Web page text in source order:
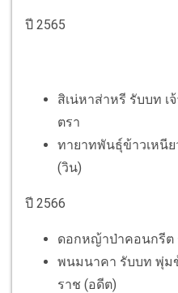
ปี 2565
สิเน่หาส่าหรี รับบท เ
ตรา
ทายาทพันธุ์ข้าวเหนี
(วิน)
ปี 2566
ดอกหญ้าป่าคอนกรีต
พนมนาคา รับบท พุ่
ราช (อดีต)